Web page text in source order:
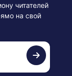
читателей
на свой